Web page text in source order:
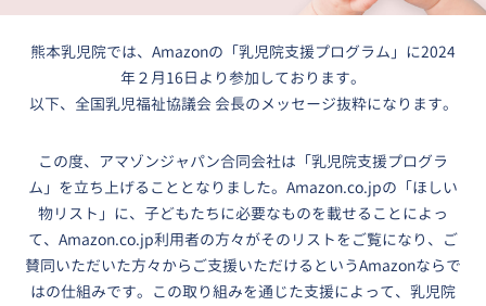
熊本乳児院では、Amazonの「乳児院支援プログラム」に2024
年２月16日より参加しております。
以下、全国乳児福祉協議会 会長のメッセージ抜粋になります。
この度、アマゾンジャパン合同会社は「乳児院支援プログラ
ム」を立ち上げることとなりました。Amazon.co.jpの「ほしい
物リスト」に、子どもたちに必要なものを載せることによっ
て、Amazon.co.jp利用者の方々がそのリストをご覧になり、ご
賛同いただいた方々からご支援いただけるというAmazonならで
はの仕組みです。この取り組みを通じた支援によって、乳児院